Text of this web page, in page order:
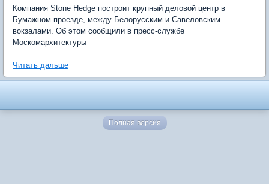
Компания Stone Hedge построит крупный деловой центр в
Бумажном проезде, между Белорусским и Савеловским
вокзалами. Об этом сообщили в пресс-службе
Москомархитектуры
Читать дальше
Полная версия